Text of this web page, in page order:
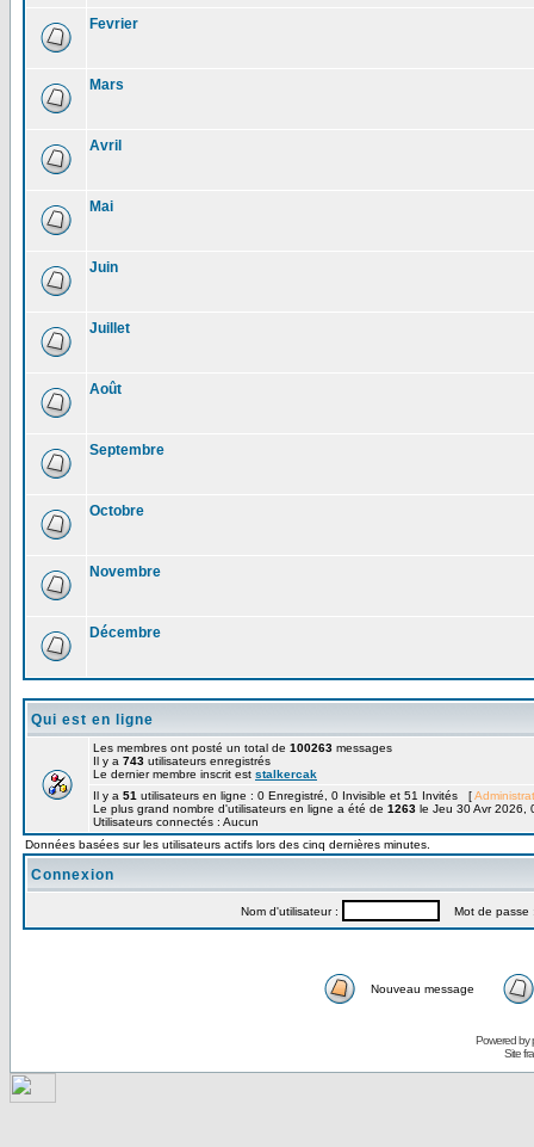
Fevrier
Mars
Avril
Mai
Juin
Juillet
Août
Septembre
Octobre
Novembre
Décembre
Qui est en ligne
Les membres ont posté un total de 100263 messages
Il y a 743 utilisateurs enregistrés
Le dernier membre inscrit est stalkercak
Il y a 51 utilisateurs en ligne : 0 Enregistré, 0 Invisible et 51 Invités [
Le plus grand nombre d'utilisateurs en ligne a été de 1263 le Jeu 30 Avr 2026,
Utilisateurs connectés : Aucun
Données basées sur les utilisateurs actifs lors des cinq dernières minutes.
Connexion
Nom d'utilisateur : Mot de passe
Nouveau message
Powered by
Site